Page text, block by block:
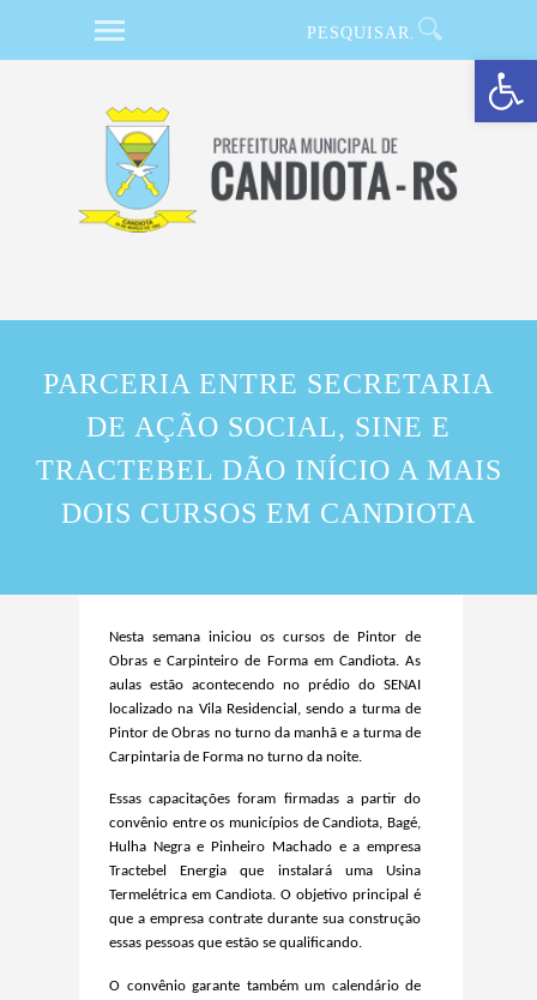
Barra de Ferramentas Aberta
PARCERIA ENTRE SECRETARIA
DE AÇÃO SOCIAL, SINE E
TRACTEBEL DÃO INÍCIO A MAIS
DOIS CURSOS EM CANDIOTA
Nesta semana iniciou os cursos de Pintor de
Obras e Carpinteiro de Forma em Candiota.As
aulas estão acontecendo no prédio do SENAI
localizado na Vila Residencial, sendo a turma de
Pintor de Obras no turno da manhã e a turma de
Carpintaria de Forma no turno da noite.
Essas capacitações foram firmadas a partir do
convênio entre os municípios de Candiota, Bagé,
Hulha Negra e Pinheiro Machado e a empresa
Tractebel Energia que instalará uma Usina
Termelétrica em Candiota. O objetivo principal é
que a empresa contrate durante sua construção
essas pessoas que estão se qualificando.
O convênio garante tambémum calendário de